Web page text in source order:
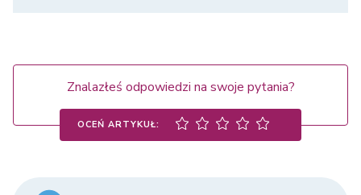
Znalazłeś odpowiedzi na swoje pytania?
OCEŃ ARTYKUŁ: